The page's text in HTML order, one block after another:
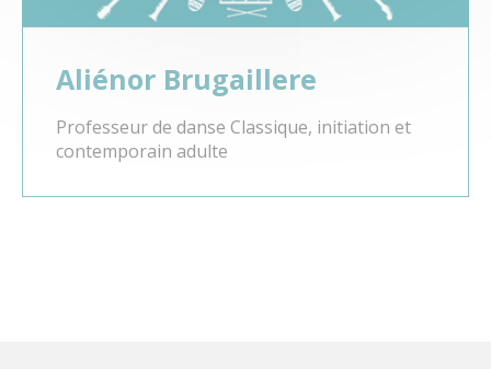
Aliénor Brugaillere
Professeur de danse Classique, initiation et
contemporain adulte